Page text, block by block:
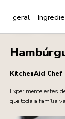
PEIXE
KitchenAid Chef
Experimente estes
que toda a família
geral